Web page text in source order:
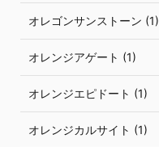
オレゴンサンストーン (1)
オレンジアゲート (1)
オレンジエピドート (1)
オレンジカルサイト (1)